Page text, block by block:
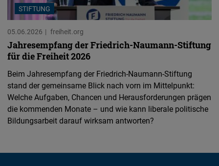
STIFTUNG
05.06.2026 freiheit.org
Jahresempfang der Friedrich-Naumann-Stiftung
für die Freiheit 2026
Beim Jahresempfang der Friedrich-Naumann-Stiftung
stand der gemeinsame Blick nach vorn im Mittelpunkt:
Welche Aufgaben, Chancen und Herausforderungen prägen
die kommenden Monate – und wie kann liberale politische
Bildungsarbeit darauf wirksam antworten?